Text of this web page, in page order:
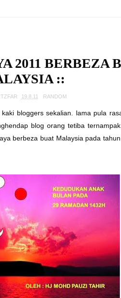
2011 BERBEZA
::
19.8.11 RANDOM
bloggers sekalian. lama pula
blog orang tetiba
berbeza buat Malaysia pada